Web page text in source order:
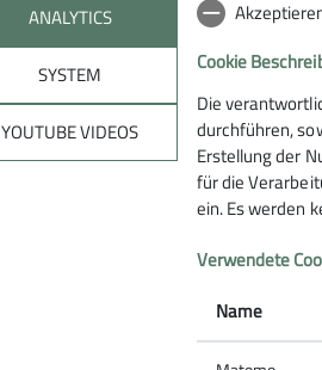
Gruppierung des Vereins.
Wir alle profitieren von Ihren
Regelmäßige Termine:
Stammtisch: jeden 2.
Monatliche Wanderungen
ANALYTICS
SYSTEM
YOUTUBE VIDEOS
Cookie
Die
durchführen,
Erstellung der
für die
ein. Es werden
Verwendete
Name